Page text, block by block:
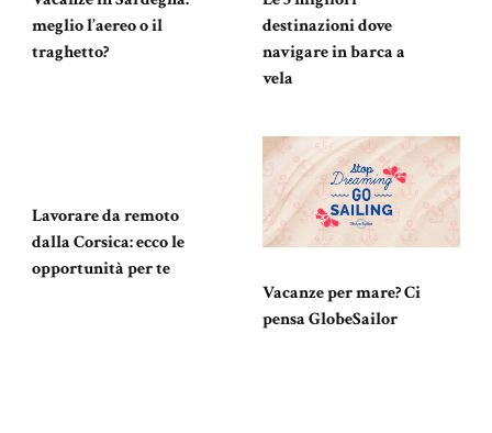
meglio l’aereo o il
traghetto?
destinazioni dove
navigare in barca a
vela
Lavorare da remoto
dalla Corsica: ecco le
opportunità per te
Vacanze per mare? Ci
pensa GlobeSailor